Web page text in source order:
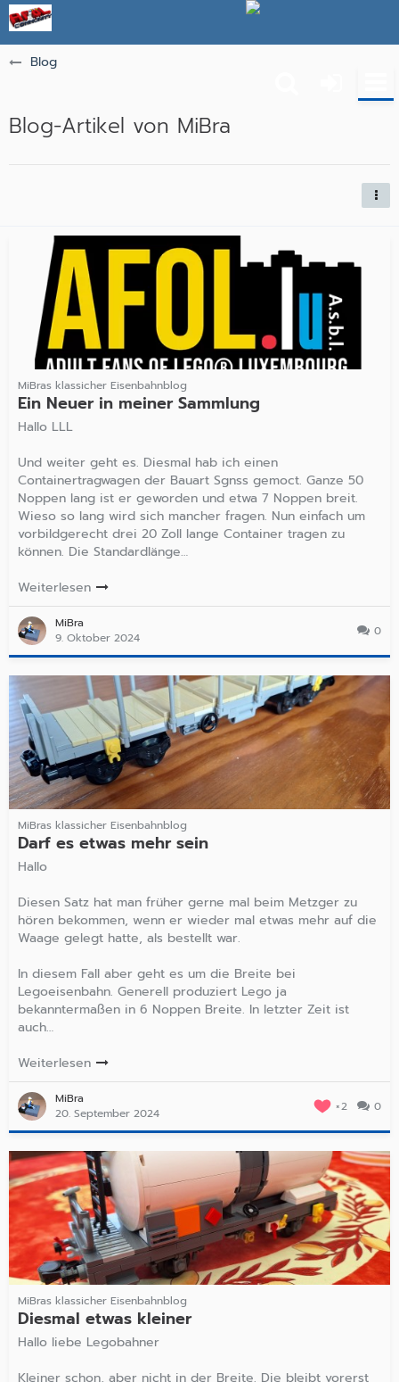
Blog
Blog-Artikel von MiBra
MiBras klassicher Eisenbahnblog
Ein Neuer in meiner Sammlung
Hallo LLL
Und weiter geht es. Diesmal hab ich einen
Containertragwagen der Bauart Sgnss gemoct. Ganze 50
Noppen lang ist er geworden und etwa 7 Noppen breit.
Wieso so lang wird sich mancher fragen. Nun einfach um
vorbildgerecht drei 20 Zoll lange Container tragen zu
können. Die Standardlänge…
Weiterlesen
MiBra
9. Oktober 2024
0
MiBras klassicher Eisenbahnblog
Darf es etwas mehr sein
Hallo
Diesen Satz hat man früher gerne mal beim Metzger zu
hören bekommen, wenn er wieder mal etwas mehr auf die
Waage gelegt hatte, als bestellt war.
In diesem Fall aber geht es um die Breite bei
Legoeisenbahn. Generell produziert Lego ja
bekanntermaßen in 6 Noppen Breite. In letzter Zeit ist
auch…
Weiterlesen
MiBra
20. September 2024
2 0
MiBras klassicher Eisenbahnblog
Diesmal etwas kleiner
Hallo liebe Legobahner
Kleiner schon, aber nicht in der Breite. Die bleibt vorerst